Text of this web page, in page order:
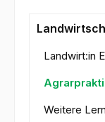
Landwirt:in
Weitere